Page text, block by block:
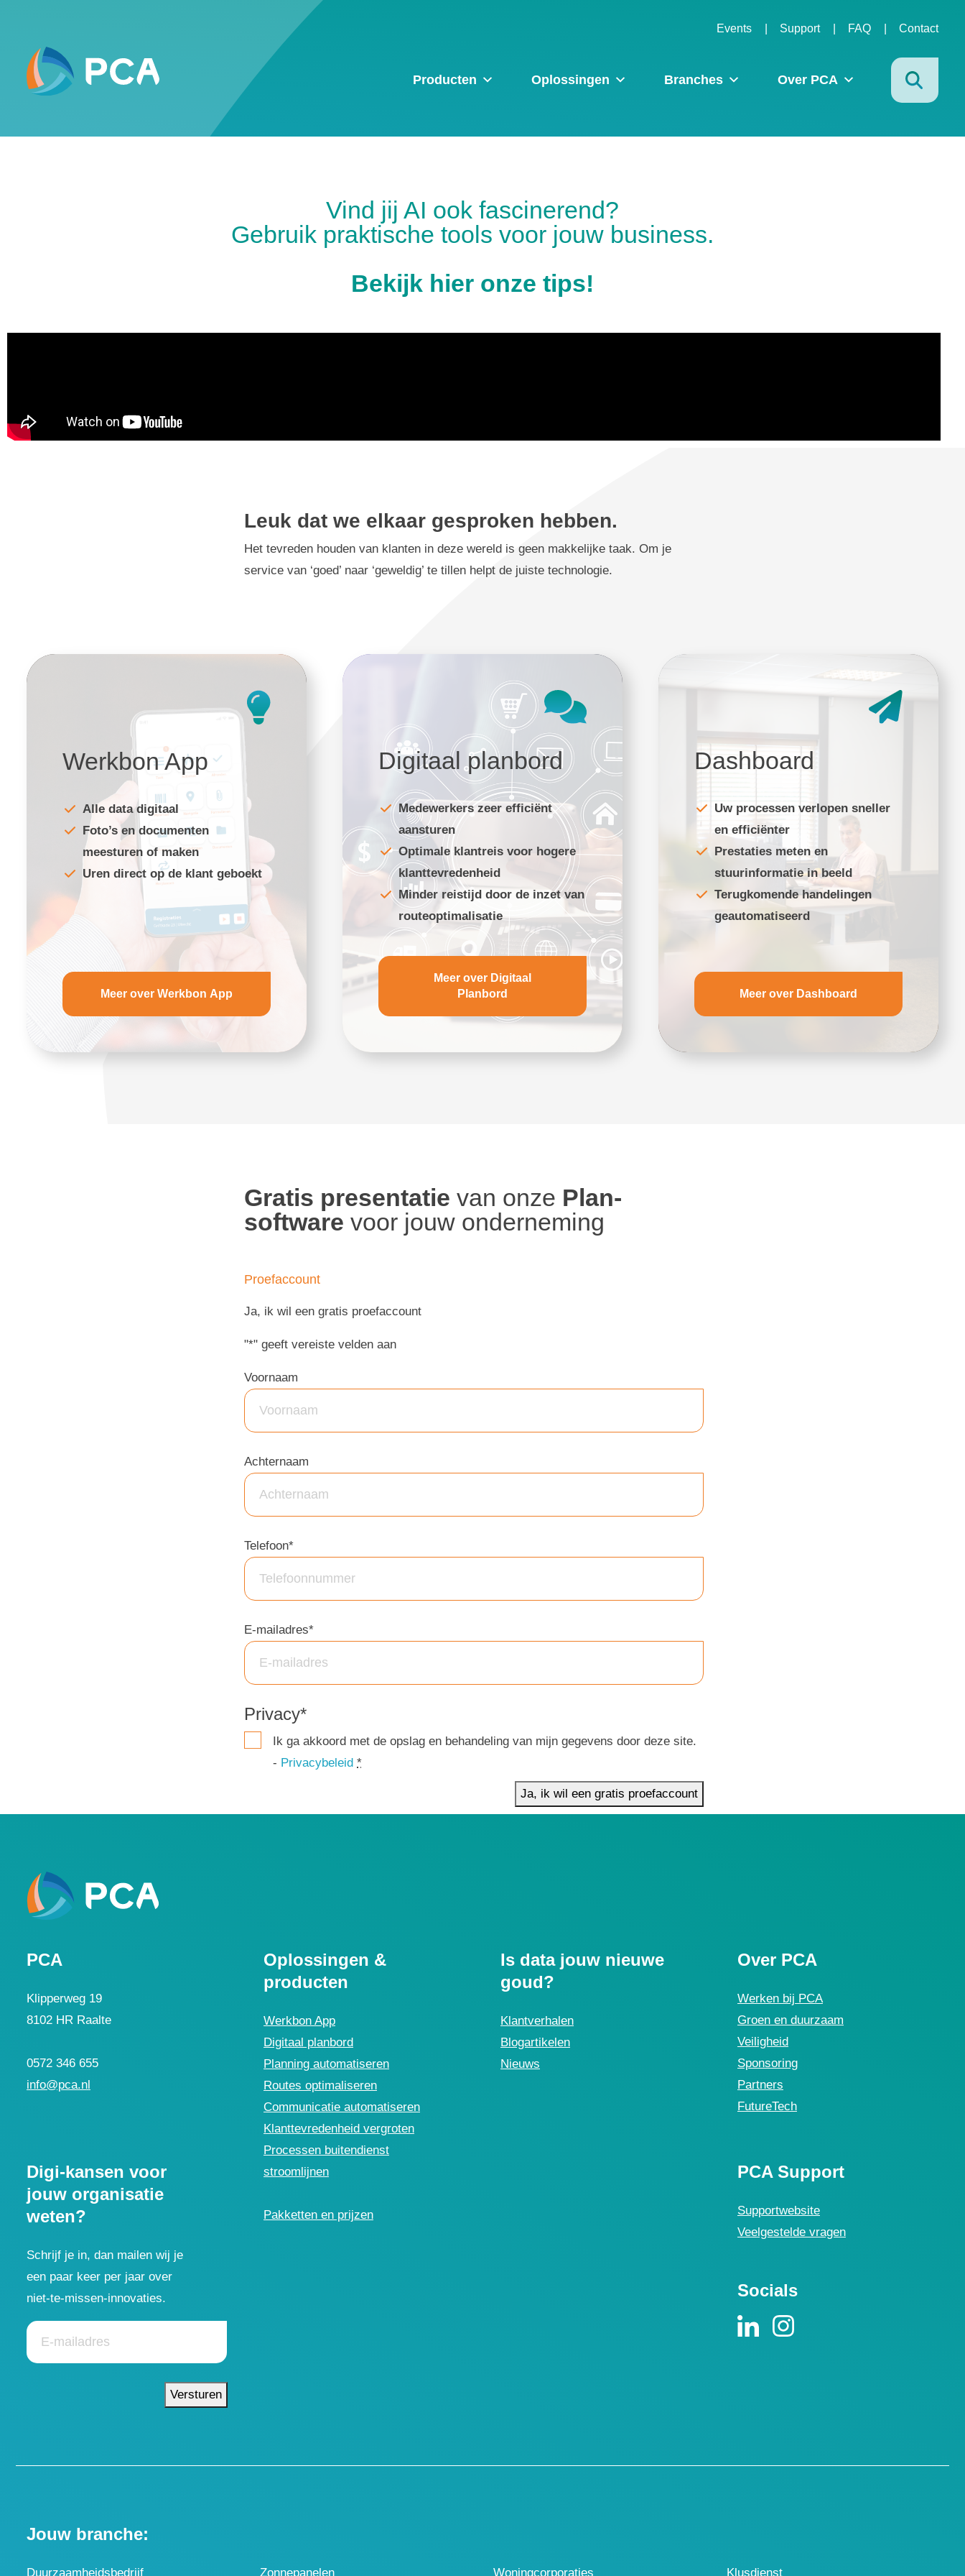
Events Support FAQ Contact
Producten Oplossingen Branches Over PCA
Vind jij AI ook fascinerend?
Gebruik praktische tools voor jouw business.
Bekijk hier onze tips!​
Leuk dat we elkaar gesproken hebben.
Het tevreden houden van klanten in deze wereld is geen makkelijke taak. Om je
service van ‘goed’ naar ‘geweldig’ te tillen helpt de juiste technologie.​
Werkbon App
Alle data digitaal
Foto’s en documenten
meesturen of maken
Uren direct op de klant geboekt
Meer over Werkbon App
Digitaal planbord
Medewerkers zeer efficiënt
aansturen
Optimale klantreis voor hogere
klanttevredenheid
Minder reistijd door de inzet van
routeoptimalisatie
Meer over Digitaal
Planbord
Dashboard
Uw processen verlopen sneller
en efficiënter
Prestaties meten en
stuurinformatie in beeld
Terugkomende handelingen
geautomatiseerd
Meer over Dashboard
Gratis presentatie van onze Plan-
software voor jouw onderneming
Proefaccount
Ja, ik wil een gratis proefaccount
"*" geeft vereiste velden aan
Voornaam
Achternaam
Telefoon*
E-mailadres*
Privacy*
Ik ga akkoord met de opslag en behandeling van mijn gegevens door deze site.
- Privacybeleid *
Ja, ik wil een gratis proefaccount
PCA
Klipperweg 19
8102 HR Raalte
0572 346 655
info@pca.nl
Digi-kansen voor
jouw organisatie
weten?
Schrijf je in, dan mailen wij je
een paar keer per jaar over
niet-te-missen-innovaties.
Versturen
Oplossingen &
producten
Werkbon App
Digitaal planbord
Planning automatiseren
Routes optimaliseren
Communicatie automatiseren
Klanttevredenheid vergroten
Processen buitendienst
stroomlijnen
Pakketten en prijzen
Is data jouw nieuwe
goud?
Klantverhalen
Blogartikelen
Nieuws
Over PCA
Werken bij PCA
Groen en duurzaam
Veiligheid
Sponsoring
Partners
FutureTech
PCA Support
Supportwebsite
Veelgestelde vragen
Socials
Jouw branche:
Duurzaamheidsbedrijf Zonnepanelen Woningcorporaties Klusdienst